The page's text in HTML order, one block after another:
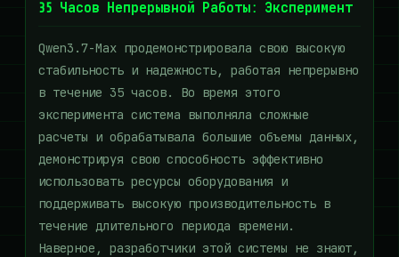
35 Часов Непрерывной Работы: Эксперимент
Qwen3.7-Max продемонстрировала свою высокую
стабильность и надежность, работая непрерывно
в течение 35 часов. Во время этого
эксперимента система выполняла сложные
расчеты и обрабатывала большие объемы данных,
демонстрируя свою способность эффективно
использовать ресурсы оборудования и
поддерживать высокую производительность в
течение длительного периода времени.
Наверное, разработчики этой системы не знают,